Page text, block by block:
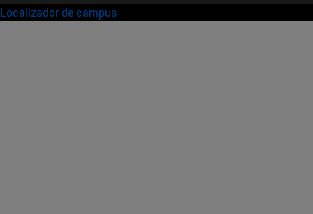
Localizador de campus